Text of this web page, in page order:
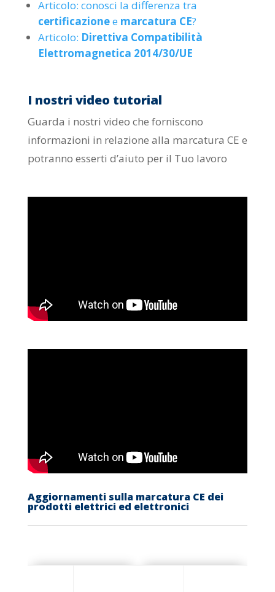
Articolo: conosci la differenza tra
certificazionee marcatura CE?
Articolo: Direttiva Compatibilità
Elettromagnetica 2014/30/UE
I nostri video tutorial
Guarda i nostri video che forniscono
informazioni in relazione alla marcatura CE e
potranno esserti d’aiuto per il Tuo lavoro
Aggiornamenti sulla marcatura CE dei
prodotti elettrici ed elettronici